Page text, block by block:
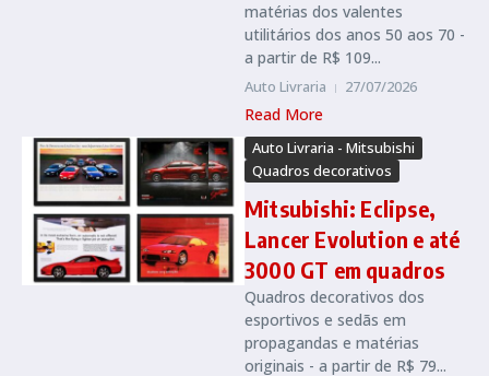
matérias dos valentes
utilitários dos anos 50 aos 70 -
a partir de R$ 109...
Auto Livraria 27/07/2026
Read More
Auto Livraria - Mitsubishi
Quadros decorativos
Mitsubishi: Eclipse,
Lancer Evolution e até
3000 GT em quadros
Quadros decorativos dos
esportivos e sedãs em
propagandas e matérias
originais - a partir de R$ 79...